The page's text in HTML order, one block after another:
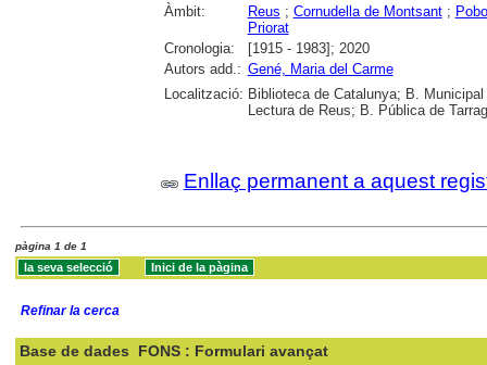
Àmbit:
Reus ; Cornudella de Montsant;
Priorat
Cronologia:
[1915 - 1983]; 2020
Autors add.: Gené, Maria del Carme
Localització: Biblioteca de Catalunya; B.
Lectura de Reus; B. Pública de
Enllaç permanent a aquest
pàgina 1 de 1
Refinar la cerca
Base de dades FONS : Formulari avançat